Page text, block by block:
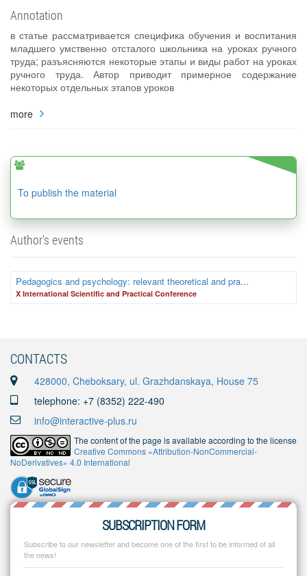
Annotation
в статье рассматривается специфика обучения и воспитания
младшего умственно отсталого школьника на уроках ручного
труда; разъясняются некоторые этапы и виды работ на уроках
ручного труда. Автор приводит примерное содержание
некоторых отдельных этапов уроков
more
To publish the material
Author's events
Pedagogics and psychology: relevant theoretical and pra...
X International Scientific and Practical Conference
CONTACTS
428000, Cheboksary, ul. Grazhdanskaya, House 75
telephone: +7 (8352) 222-490
info@interactive-plus.ru
The content of the page is available according to the license
Creative Commons «Attribution-NonCommercial-
NoDerivatives» 4.0 International
SUBSCRIPTION FORM
Subscribe to our newsletter and become one of the first to be informed of all
the news!